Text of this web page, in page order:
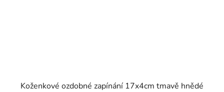
Koženkové ozdobné zapínání 17x4cm tmavě hnědé